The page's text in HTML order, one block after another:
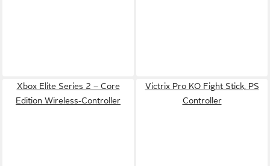
Xbox Elite Series 2 – Core
Edition Wireless-Controller
Victrix Pro KO Fight Stick, PS
Controller